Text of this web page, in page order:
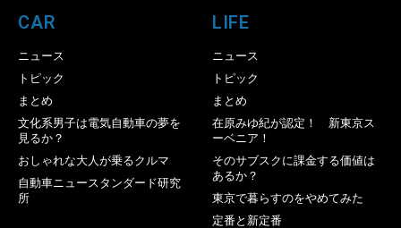
CAR
ニュース
トピック
まとめ
文化系男子は電気自動車の夢を
見るか？
おしゃれな大人が乗るクルマ
自動車ニュースタンダード研究
所
LIFE
ニュース
トピック
まとめ
在原みゆ紀が認定！ 新東京ス
ーベニア！
そのサブスクに課金する価値は
あるか？
東京で暮らすのをやめてみた
定番と新定番